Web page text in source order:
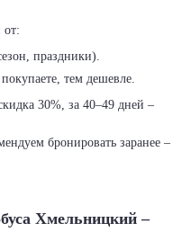
от:
праздники).
тем дешевле.
30%, за 40–49 дней –
бронировать заранее –
Хмельницкий –